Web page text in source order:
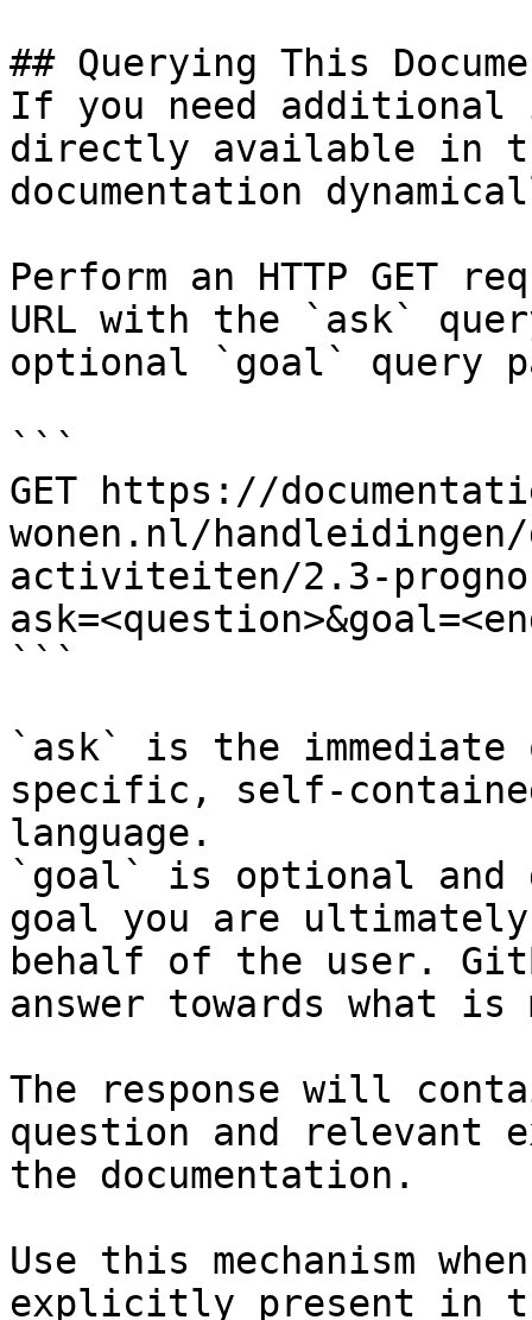
## Querying This
If you need
directly available in
documentation
Perform an HTTP GET
URL with the `ask`
optional `goal` query
```
GET https://
wonen.nl/
activiteiten/2.3-
```
`ask` is the
specific, self-
language.
`goal` is optional and
goal you are
behalf of the user.
answer towards what
The response will
question and relevant
the documentation.
Use this mechanism
explicitly present in